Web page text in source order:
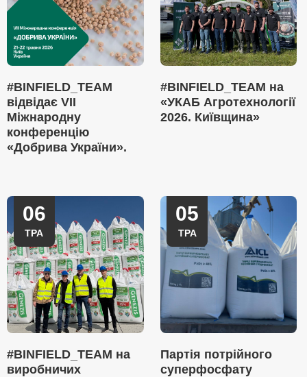
#BINFIELD_TEAM
відвідає VII
Міжнародну
конференцію
«Добрива України».
#BINFIELD_TEAM на
«УКАБ Агротехнології
2026. Київщина»
06
ТРА
#BINFIELD_TEAM на
виробничих
05
ТРА
Партія потрійного
суперфосфату